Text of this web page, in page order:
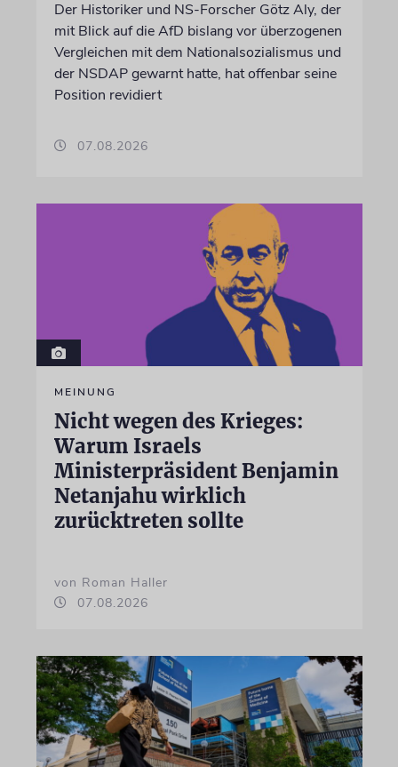
Der Historiker und NS-Forscher Götz Aly, der
mit Blick auf die AfD bislang vor überzogenen
Vergleichen mit dem Nationalsozialismus und
der NSDAP gewarnt hatte, hat offenbar seine
Position revidiert
07.08.2026
MEINUNG
Nicht wegen des Krieges:
Warum Israels
Ministerpräsident Benjamin
Netanjahu wirklich
zurücktreten sollte
von Roman Haller
07.08.2026